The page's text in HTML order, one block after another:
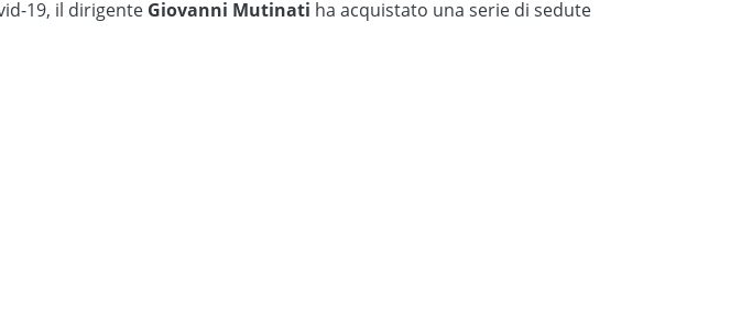
19, il dirigente Giovanni Mutinati ha acquistato una serie di sedute